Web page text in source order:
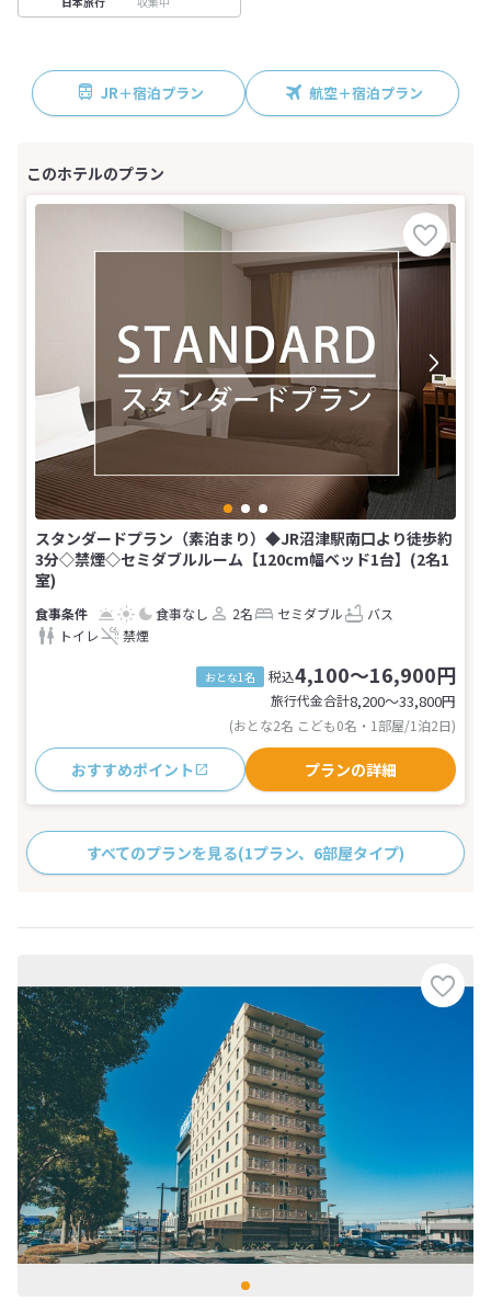
JR＋宿泊プラン 航空＋宿泊プラン
スタンダードプラン（素泊まり）◆JR沼津駅南口より徒歩約
3分◇禁煙◇セミダブルルーム【120cm幅ベッド1台】(2名1
室)
食事なし 2名 セミダブル
バス
トイレ
禁煙
おとな1名 税込4,100～16,900円
旅行代金合計8,200〜33,800円
(おとな2名 こども0名・1部屋/1泊2日)
おすすめポイント プランの詳細
すべてのプランを見る(1プラン、6部屋タイプ)